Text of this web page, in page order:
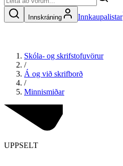
Innskráning Innkaupalistar
Skóla- og skrifstofuvörur
/
Á og við skrifborð
/
Minnismiðar
UPPSELT